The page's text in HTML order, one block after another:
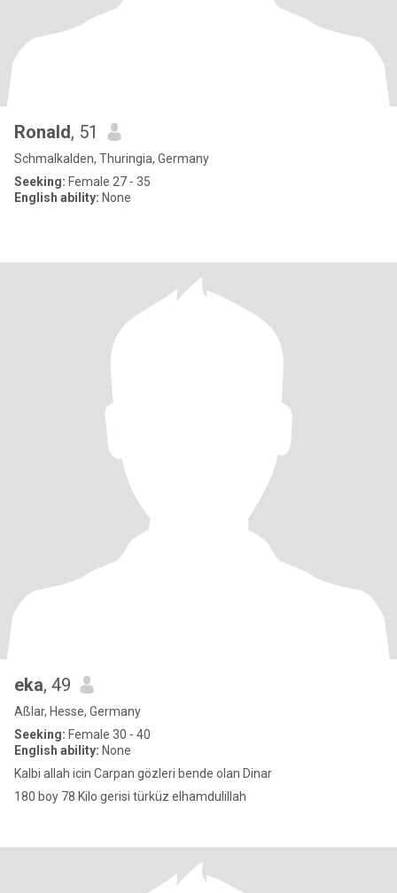
Ronald, 51
Schmalkalden, Thuringia, Germany
Seeking: Female 27 - 35
English ability: None
eka, 49
Aßlar, Hesse, Germany
Seeking: Female 30 - 40
English ability: None
Kalbi allah icin Carpan gözleri bende olan Dinar
180 boy 78 Kilo gerisi türküz elhamdulillah